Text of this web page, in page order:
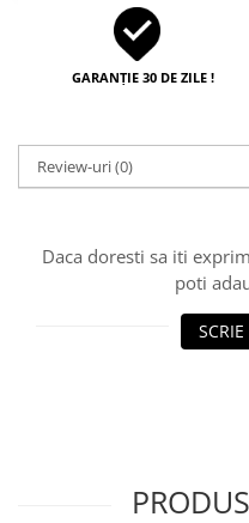
GARANȚIE 30 DE ZILE !
Review-uri(0)
Daca doresti sa iti
poti